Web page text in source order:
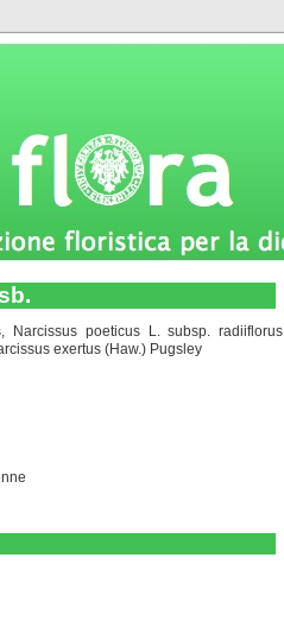
Narcissus poeticus L. subsp. radiiflorus
exertus (Haw.) Pugsley